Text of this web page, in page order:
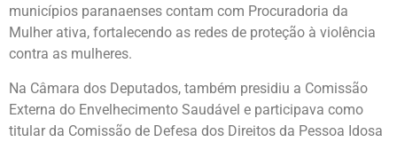
municípios paranaenses contam com Procuradoria da
Mulher ativa, fortalecendo as redes de proteção à violência
contra as mulheres.
Na Câmara dos Deputados, também presidiu a Comissão
Externa do Envelhecimento Saudável e participava como
titular da Comissão de Defesa dos Direitos da Pessoa Idosa